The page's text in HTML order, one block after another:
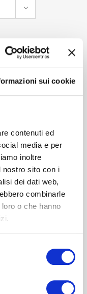
sui cookie
contenuti ed
media e per
inoltre
nostro sito con i
dei dati web,
combinarle
o che hanno